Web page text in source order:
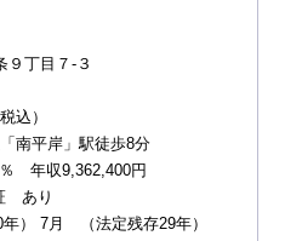
丁目７-３
込）
平岸」駅徒歩8分
年収9,362,400円
あり
年） 7月 （法定残存29年）